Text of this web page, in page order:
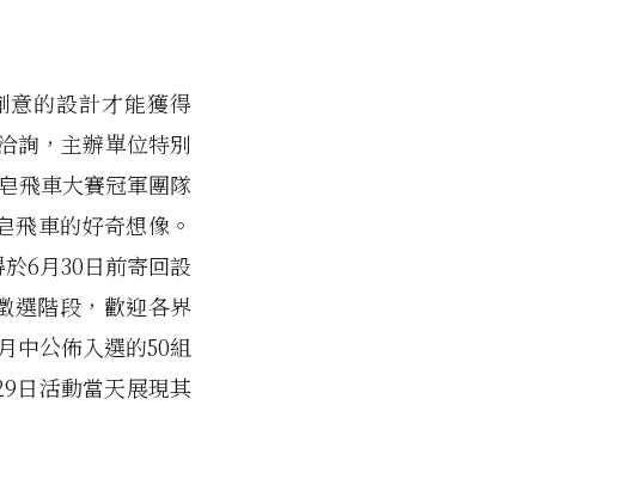
意的設計才能獲得
詢，主辦單位特別
飛車大賽冠軍團隊
飛車的好奇想像。
6月30日前寄回設
選階段，歡迎各界
中公佈入選的50組
日活動當天展現其